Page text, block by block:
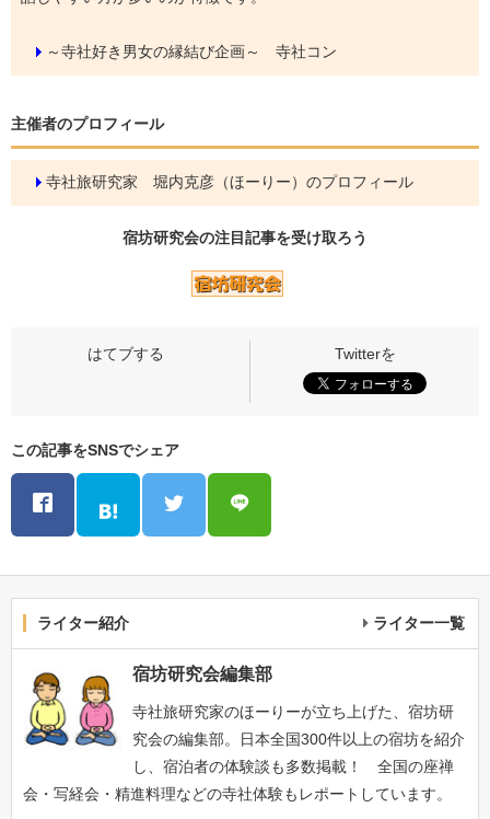
～寺社好き男女の縁結び企画～ 寺社コン
主催者のプロフィール
寺社旅研究家 堀内克彦（ほーりー）のプロフィール
宿坊研究会の注目記事を受け取ろう
この記事をSNSでシェア
ライター紹介 ライター一覧
宿坊研究会編集部
寺社旅研究家のほーりーが立ち上げた、宿坊研
究会の編集部。日本全国300件以上の宿坊を紹介
し、宿泊者の体験談も多数掲載！ 全国の座禅
会・写経会・精進料理などの寺社体験もレポートしています。